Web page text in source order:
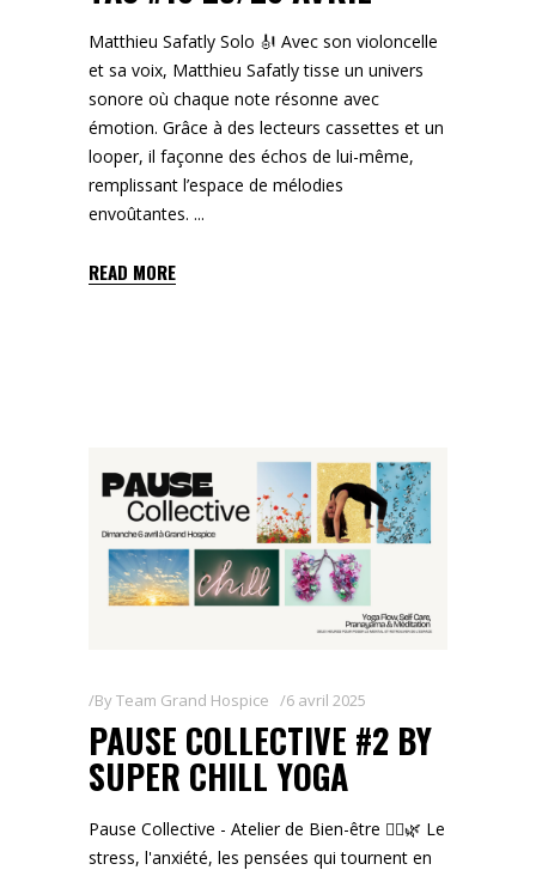
Matthieu Safatly Solo 🎻 Avec son violoncelle
et sa voix, Matthieu Safatly tisse un univers
sonore où chaque note résonne avec
émotion. Grâce à des lecteurs cassettes et un
looper, il façonne des échos de lui-même,
remplissant l’espace de mélodies
envoûtantes.
READ MORE
ByTeam Grand Hospice 6 avril 2025
PAUSE COLLECTIVE #2 BY
SUPER CHILL YOGA
Pause Collective - Atelier de Bien-être 🧘‍♀️🌿 Le
stress, l'anxiété, les pensées qui tournent en